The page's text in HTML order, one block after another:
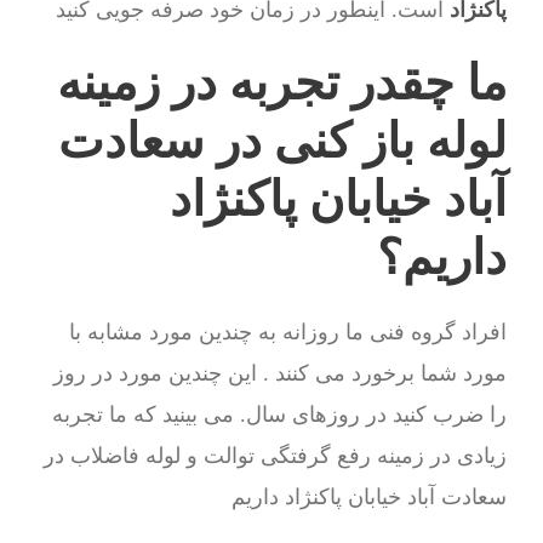
پاکنژاد است. اینطور در زمان خود صرفه جویی کنید
ما چقدر تجربه در زمینه
لوله باز کنی در سعادت
آباد خیابان پاکنژاد
داریم؟
افراد گروه فنی ما روزانه به چندین مورد مشابه با
مورد شما برخورد می کنند . این چندین مورد در روز
را ضرب کنید در روزهای سال. می بینید که ما تجربه
زیادی در زمینه رفع گرفتگی توالت و لوله فاضلاب در
سعادت آباد خیابان پاکنژاد داریم